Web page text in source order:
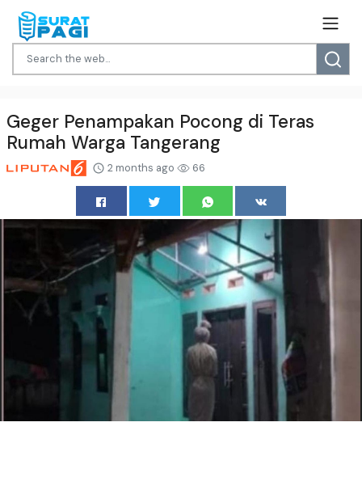
Geger Penampakan Pocong di Teras
Rumah Warga Tangerang
2 months ago 66